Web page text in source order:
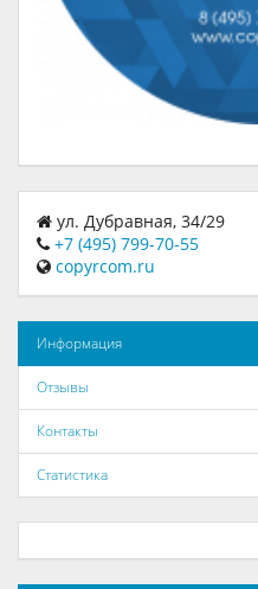
ул. Дубравная, 34/29
+7 (495) 799-70-55
copyrcom.ru
Информация
Отзывы
Контакты
Статистика